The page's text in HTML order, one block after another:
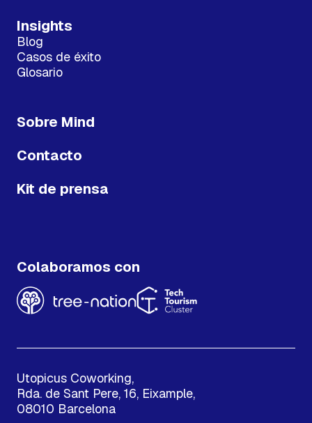
Insights
Blog
Casos de éxito
Glosario
Sobre Mind
Contacto
Kit de prensa
Colaboramos con
Utopicus Coworking,
Rda. de Sant Pere, 16, Eixample,
08010 Barcelona